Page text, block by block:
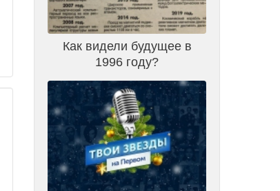
Как видели будущее в
1996 году?